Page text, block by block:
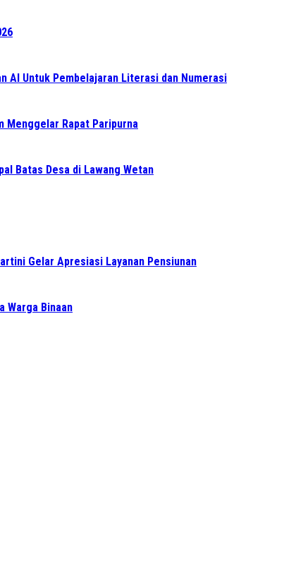
AI Untuk Pembelajaran Literasi dan Numerasi
Menggelar Rapat Paripurna
Batas Desa di Lawang Wetan
Gelar Apresiasi Layanan Pensiunan
Warga Binaan